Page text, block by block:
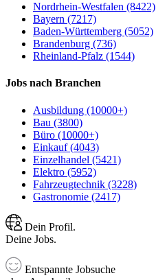
Nordrhein-Westfalen (8422)
Bayern (7217)
Baden-Württemberg (5052)
Brandenburg (736)
Rheinland-Pfalz (1544)
Jobs nach Branchen
Ausbildung (10000+)
Bau (3800)
Büro (10000+)
Einkauf (4043)
Einzelhandel (5421)
Elektro (5952)
Fahrzeugtechnik (3228)
Gastronomie (2417)
Dein Profil.
Deine Jobs.
Entspannte Jobsuche